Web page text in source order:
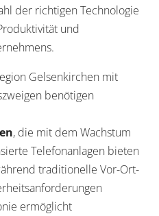
der richtigen Technologie
und
Gelsenkirchen mit
benötigen
, die mit dem Wachstum
Telefonanlagen bieten
traditionelle Vor-Ort-
ermöglicht